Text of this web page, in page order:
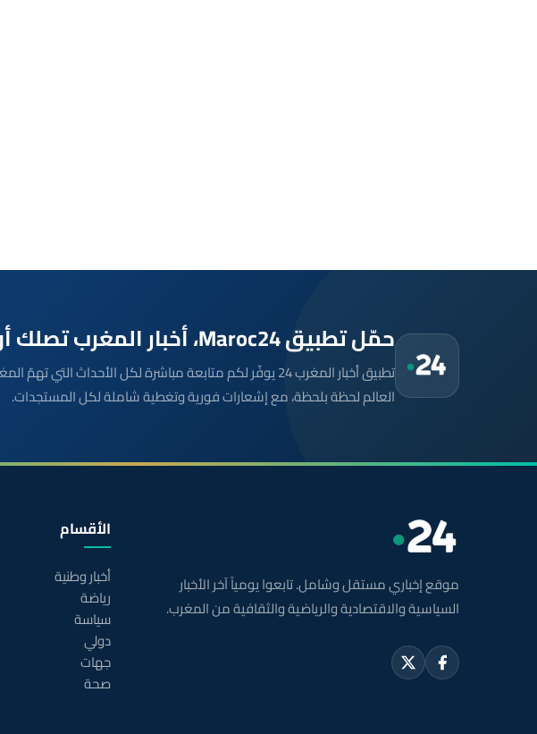
حمّل تطبيق Maroc24، أخبار المغرب تصلك أولاً
تطبيق أخبار المغرب 24 يوفّر لكم متابعة مباشرة لكل الأحداث التي
العالم لحظة بلحظة، مع إشعارات فورية وتغطية شاملة لكل المستجدات.
موقع إخباري مستقل وشامل. تابعوا يومياً آخر الأخبار
السياسية والاقتصادية والرياضية والثقافية من المغرب.
الأقسام
أخبار وطنية
رياضة
سياسة
دولي
جهات
صحة